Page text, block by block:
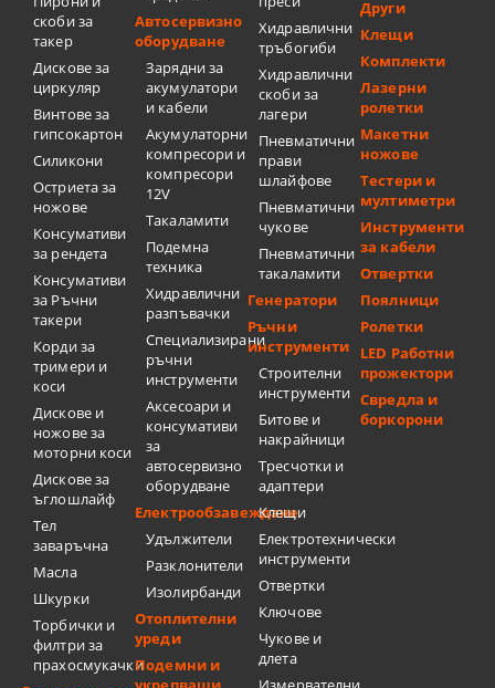
скоби за
такер
Дискове за
циркуляр
Винтове за
гипсокартон
Силикони
Остриета за
ножове
Консумативи
за рендета
Консумативи
за Ръчни
такери
Корди за
тримери и
коси
Дискове и
ножове за
моторни коси
Дискове за
ъглошлайф
Тел
заваръчна
Масла
Шкурки
Торбички и
филтри за
прахосмукачки
Автосервизно
оборудване
Зарядни за
акумулатори
и кабели
Акумулаторни
компресори и
компресори
12V
Такаламити
Подемна
техника
Хидравлични
разпъвачки
Специализирани
ръчни
инструменти
Аксесоари и
консумативи
за
автосервизно
оборудване
Електрообзавеждане
Удължители
Разклонители
Изолирбанди
Отоплителни
уреди
Подемни и
Хидравлични
тръбогиби
Хидравлични
скоби за
лагери
Пневматични
прави
шлайфове
Пневматични
чукове
Пневматични
такаламити
Генератори
Ръчни
инструменти
Строителни
инструменти
Битове и
накрайници
Тресчотки и
адаптери
Клещи
Електротехнически
инструменти
Отвертки
Ключове
Чукове и
длета
Други
Клещи
Комплекти
Лазерни
ролетки
Макетни
ножове
Тестери и
мултиметри
Инструменти
за кабели
Отвертки
Поялници
Ролетки
LED Работни
прожектори
Свредла и
боркорони